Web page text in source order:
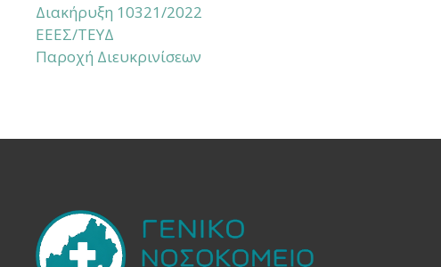
Διακήρυξη 10321/2022
ΕΕΕΣ/ΤΕΥΔ
Παροχή Διευκρινίσεων